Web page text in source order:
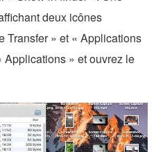
deux icônes
Transfer » et « Applications
» et ouvrez le